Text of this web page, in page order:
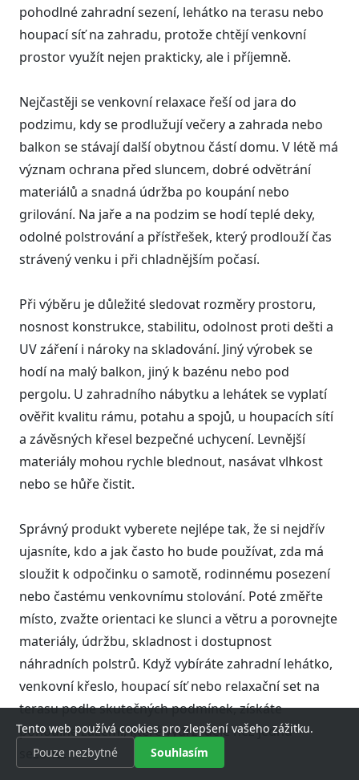
pohodlné zahradní sezení, lehátko na terasu nebo
houpací síť na zahradu, protože chtějí venkovní
prostor využít nejen prakticky, ale i příjemně.
Nejčastěji se venkovní relaxace řeší od jara do
podzimu, kdy se prodlužují večery a zahrada nebo
balkon se stávají další obytnou částí domu. V létě má
význam ochrana před sluncem, dobré odvětrání
materiálů a snadná údržba po koupání nebo
grilování. Na jaře a na podzim se hodí teplé deky,
odolné polstrování a přístřešek, který prodlouží čas
strávený venku i při chladnějším počasí.
Při výběru je důležité sledovat rozměry prostoru,
nosnost konstrukce, stabilitu, odolnost proti dešti a
UV záření i nároky na skladování. Jiný výrobek se
hodí na malý balkon, jiný k bazénu nebo pod
pergolu. U zahradního nábytku a lehátek se vyplatí
ověřit kvalitu rámu, potahu a spojů, u houpacích sítí
a závěsných křesel bezpečné uchycení. Levnější
materiály mohou rychle blednout, nasávat vlhkost
nebo se hůře čistit.
Správný produkt vyberete nejlépe tak, že si nejdřív
ujasníte, kdo a jak často ho bude používat, zda má
sloužit k odpočinku o samotě, rodinnému posezení
nebo častému venkovnímu stolování. Poté změřte
místo, zvažte orientaci ke slunci a větru a porovnejte
materiály, údržbu, skladnost i dostupnost
náhradních polstrů. Když vybíráte zahradní lehátko,
venkovní křeslo, houpací síť nebo relaxační set na
terasu podle skutečných podmínek, získáte
pohodlné zázemí, které vydrží déle než jednu
sezonu.
Tento web používá cookies pro zlepšení vašeho zážitku.
Pouze nezbytné
Souhlasím